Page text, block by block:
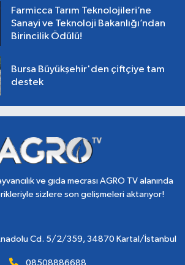
Farmicca Tarım Teknolojileri’ne
Sanayi ve Teknoloji Bakanlığı’ndan
Birincilik Ödülü!
Bursa Büyükşehir'den çiftçiye tam
destek
ve gıda mecrası AGRO TV alanında
sizlere son gelişmeleri aktarıyor!
Cd. 5/2/359, 34870 Kartal/İstanbul
08508886688